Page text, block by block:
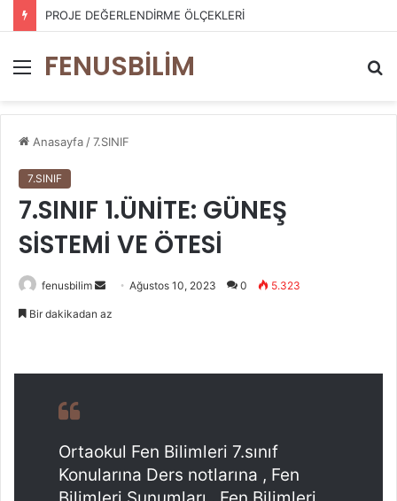
PROJE DEĞERLENDİRME ÖLÇEKLERİ
Menü
FENUSBİLİM
...
Anasayfa /7.SINIF
7.SINIF
7.SINIF 1.ÜNİTE: GÜNEŞ
SİSTEMİ VE ÖTESİ
fenusbilim
Bir
Ağustos 10, 2023 0 5.323
Bir dakikadan az
Ortaokul Fen Bilimleri 7.sınıf
Konularına Ders notlarına , Fen